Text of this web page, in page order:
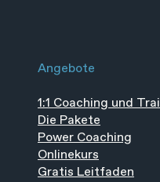
kleinen
Angebote
1:1 Coaching und
Die Pakete
Power Coaching
Onlinekurs
Gratis Leitfaden